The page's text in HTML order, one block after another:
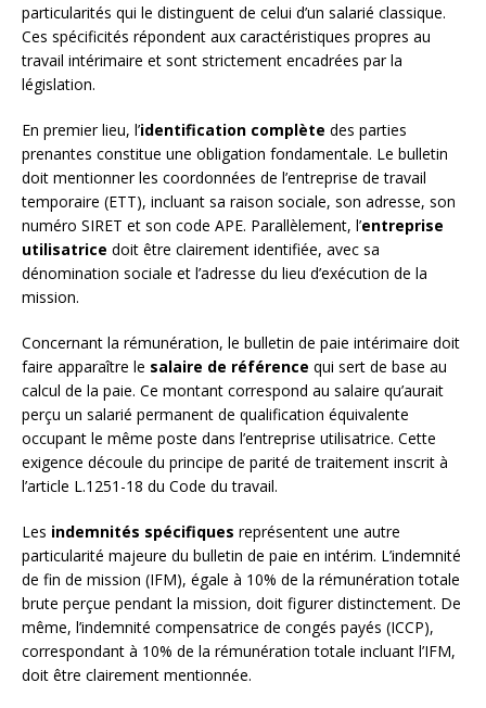
particularités qui le distinguent de celui d’un salarié classique.
Ces spécificités répondent aux caractéristiques propres au
travail intérimaire et sont strictement encadrées par la
législation.
En premier lieu, l’identification complète des parties
prenantes constitue une obligation fondamentale. Le bulletin
doit mentionner les coordonnées de l’entreprise de travail
temporaire (ETT), incluant sa raison sociale, son adresse, son
numéro SIRET et son code APE. Parallèlement, l’entreprise
utilisatrice doit être clairement identifiée, avec sa
dénomination sociale et l’adresse du lieu d’exécution de la
mission.
Concernant la rémunération, le bulletin de paie intérimaire doit
faire apparaître le salaire de référence qui sert de base au
calcul de la paie. Ce montant correspond au salaire qu’aurait
perçu un salarié permanent de qualification équivalente
occupant le même poste dans l’entreprise utilisatrice. Cette
exigence découle du principe de parité de traitement inscrit à
l’article L.1251-18 du Code du travail.
Les indemnités spécifiques représentent une autre
particularité majeure du bulletin de paie en intérim. L’indemnité
de fin de mission (IFM), égale à 10% de la rémunération totale
brute perçue pendant la mission, doit figurer distinctement. De
même, l’indemnité compensatrice de congés payés (ICCP),
correspondant à 10% de la rémunération totale incluant l’IFM,
doit être clairement mentionnée.